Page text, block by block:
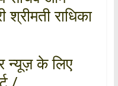
राधिका
न्यूज़ के लिए